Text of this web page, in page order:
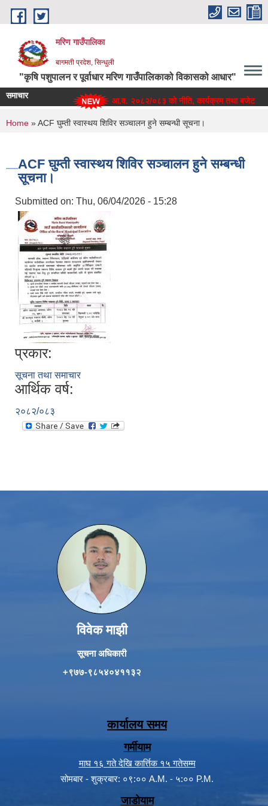
Skip to main content
मरिण गाउँपालिका
बागमती प्रदेश, सिन्धुली
"कृषि पशुपालन र पूर्वाधार मरिण गाउँपालिकाको विकासको आधार"
समाचार
आ.व. २०८२/०८३ को नीति, कार्यक्रम तथा बजेट
You are here
Home » ACF घुम्ती स्वास्थय शिविर सञ्चालन हुने सम्बन्धी सूचना।
ACF घुम्ती स्वास्थय शिविर सञ्चालन हुने सम्बन्धी
सूचना।
Submitted on: Thu, 06/04/2026 - 15:28
प्रकार:
सूचना तथा समाचार
आर्थिक वर्ष:
२०८२/०८३
विवेक माझी
सूचना अधिकारी
+९७७-९८५४०४११३२
कार्यालय समय
गर्मीयाम
माघ १६ गते देखि कार्त्तिक १५ गतेसम्म
सोमबार - शुक्रबार: ०९:०० A.M. - ५:०० P.M.
जाडोयाम